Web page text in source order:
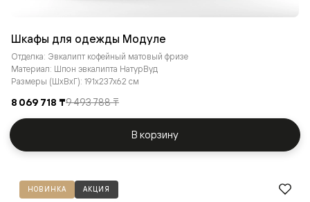
Шкафы для одежды Модуле
Отделка: Эвкалипт кофейный матовый фризе
Материал: Шпон эвкалипта НатурВуд
Размеры (ШxВxГ): 191x237x62 см
8 069 718 ₸9 493 788 ₸
В корзину
НОВИНКА АКЦИЯ